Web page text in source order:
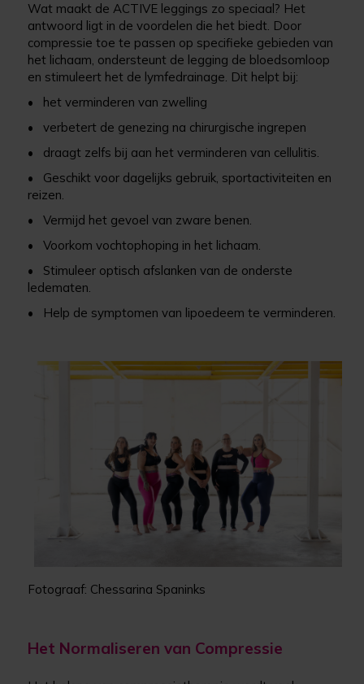
Wat maakt de ACTIVE leggings zo speciaal? Het
antwoord ligt in de voordelen die het biedt. Door
compressie toe te passen op specifieke gebieden van
het lichaam, ondersteunt de legging de bloedsomloop
en stimuleert het de lymfedrainage. Dit helpt bij:
• het verminderen van zwelling
• verbetert de genezing na chirurgische ingrepen
• draagt zelfs bij aan het verminderen van cellulitis.
• Geschikt voor dagelijks gebruik, sportactiviteiten en
reizen.
• Vermijd het gevoel van zware benen.
• Voorkom vochtophoping in het lichaam.
• Stimuleer optisch afslanken van de onderste
ledematen.
• Help de symptomen van lipoedeem te verminderen.
Fotograaf: Chessarina Spaninks
Het Normaliseren van Compressie